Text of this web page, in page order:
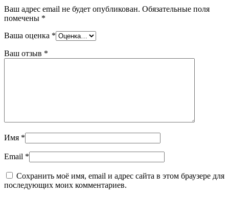
Ваш адрес email не будет опубликован. Обязательные поля
помечены *
Ваша оценка *
Ваш отзыв *
Имя *
Email *
Сохранить моё имя, email и адрес сайта в этом браузере для
последующих моих комментариев.